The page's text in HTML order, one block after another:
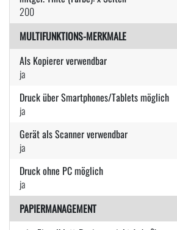
200
MULTIFUNKTIONS-MERKMALE
Als Kopierer verwendbar
ja
Druck über Smartphones/Tablets möglich
ja
Gerät als Scanner verwendbar
ja
Druck ohne PC möglich
ja
PAPIERMANAGEMENT